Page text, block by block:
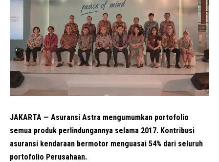
JAKARTA — Asuransi Astra mengumumkan portofolio
semua produk perlindungannya selama 2017. Kontribusi
asuransi kendaraan bermotor menguasai 54% dari seluruh
portofolio Perusahaan.